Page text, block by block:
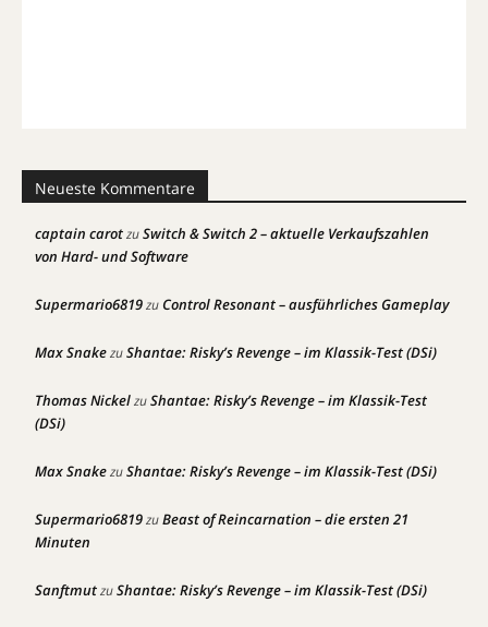
Neueste Kommentare
captain carotzuSwitch & Switch 2 – aktuelle Verkaufszahlen
von Hard- und Software
Supermario6819zuControl Resonant – ausführliches Gameplay
Max SnakezuShantae: Risky’s Revenge – im Klassik-Test (DSi)
Thomas NickelzuShantae: Risky’s Revenge – im Klassik-Test
(DSi)
Max SnakezuShantae: Risky’s Revenge – im Klassik-Test (DSi)
Supermario6819zuBeast of Reincarnation – die ersten 21
Minuten
SanftmutzuShantae: Risky’s Revenge – im Klassik-Test (DSi)